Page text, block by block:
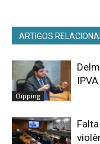
ARTIGOS
Clipping